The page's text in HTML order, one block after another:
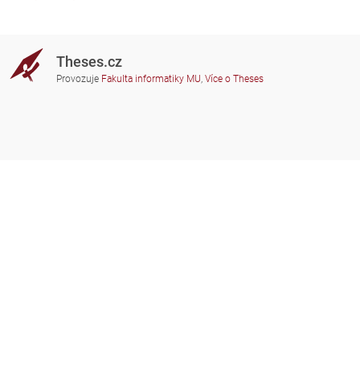
Theses.cz
Provozuje Fakulta informatiky MU, Více o Theses